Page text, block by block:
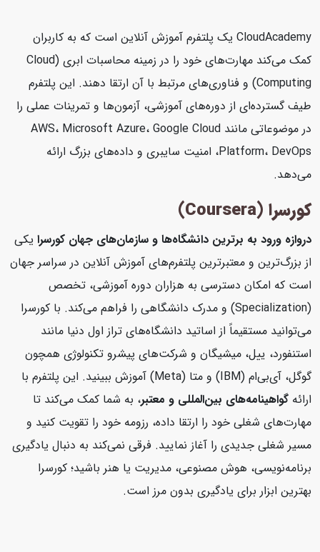
CloudAcademy یک پلتفرم آموزش آنلاین است که به کاربران
کمک می‌کند مهارت‌های خود را در زمینه محاسبات ابری (Cloud
Computing) و فناوری‌های مرتبط با آن ارتقا دهند. این پلتفرم
طیف گسترده‌ای از دوره‌های آموزشی، آزمون‌ها و تمرینات عملی را
در موضوعاتی مانند AWS، Microsoft Azure، Google Cloud
Platform، DevOps، امنیت سایبری و داده‌های بزرگ ارائه
می‌دهد.
کورسرا (Coursera)
دروازه ورود به برترین دانشگاه‌ها و سازمان‌های جهان کورسرایکی
از بزرگ‌ترین و معتبرترین پلتفرم‌های آموزش آنلاین در سراسر جهان
است که امکان دسترسی به هزاران دوره آموزشی، تخصص
(Specialization) و مدرک دانشگاهی را فراهم می‌کند. با کورسرا
می‌توانید مستقیماً از اساتید دانشگاه‌های تراز اول دنیا مانند
استنفورد، ییل، میشیگان و شرکت‌های پیشرو تکنولوژی همچون
گوگل، آی‌بی‌ام (IBM) و متا (Meta) آموزش ببینید. این پلتفرم با
ارائهگواهینامه‌های بین‌المللی و معتبر، به شما کمک می‌کند تا
مهارت‌های شغلی خود را ارتقا داده، رزومه خود را تقویت کنید و
مسیر شغلی جدیدی را آغاز نمایید. فرقی نمی‌کند به دنبال یادگیری
برنامه‌نویسی، هوش مصنوعی، مدیریت یا هنر باشید؛ کورسرا
بهترین ابزار برای یادگیری بدون مرز است.